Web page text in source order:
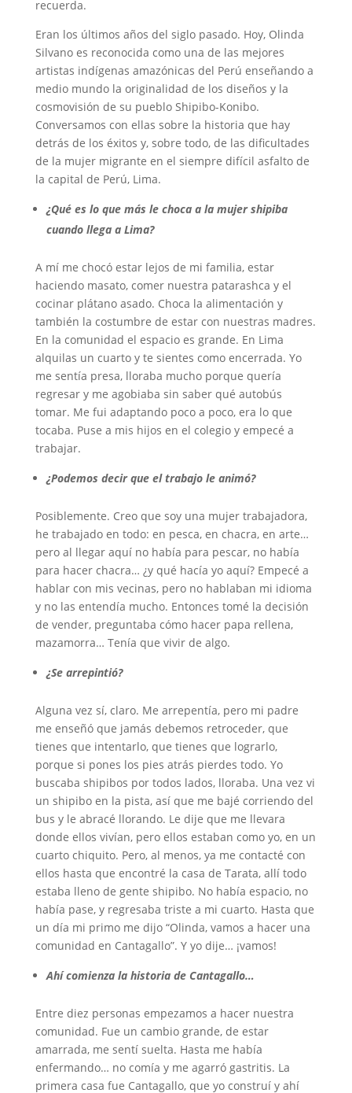
recuerda.
Eran los últimos años del siglo pasado. Hoy, Olinda
Silvano es reconocida como una de las mejores
artistas indígenas amazónicas del Perú enseñando a
medio mundo la originalidad de los diseños y la
cosmovisión de su pueblo Shipibo-Konibo.
Conversamos con ellas sobre la historia que hay
detrás de los éxitos y, sobre todo, de las dificultades
de la mujer migrante en el siempre difícil asfalto de
la capital de Perú, Lima.
¿Qué es lo que más le choca a la mujer shipiba
cuando llega a Lima?
A mí me chocó estar lejos de mi familia, estar
haciendo masato, comer nuestra patarashca y el
cocinar plátano asado. Choca la alimentación y
también la costumbre de estar con nuestras madres.
En la comunidad el espacio es grande. En Lima
alquilas un cuarto y te sientes como encerrada. Yo
me sentía presa, lloraba mucho porque quería
regresar y me agobiaba sin saber qué autobús
tomar. Me fui adaptando poco a poco, era lo que
tocaba. Puse a mis hijos en el colegio y empecé a
trabajar.
¿Podemos decir que el trabajo le animó?
Posiblemente. Creo que soy una mujer trabajadora,
he trabajado en todo: en pesca, en chacra, en arte…
pero al llegar aquí no había para pescar, no había
para hacer chacra… ¿y qué hacía yo aquí? Empecé a
hablar con mis vecinas, pero no hablaban mi idioma
y no las entendía mucho. Entonces tomé la decisión
de vender, preguntaba cómo hacer papa rellena,
mazamorra… Tenía que vivir de algo.
¿Se arrepintió?
Alguna vez sí, claro. Me arrepentía, pero mi padre
me enseñó que jamás debemos retroceder, que
tienes que intentarlo, que tienes que lograrlo,
porque si pones los pies atrás pierdes todo. Yo
buscaba shipibos por todos lados, lloraba. Una vez vi
un shipibo en la pista, así que me bajé corriendo del
bus y le abracé llorando. Le dije que me llevara
donde ellos vivían, pero ellos estaban como yo, en un
cuarto chiquito. Pero, al menos, ya me contacté con
ellos hasta que encontré la casa de Tarata, allí todo
estaba lleno de gente shipibo. No había espacio, no
había pase, y regresaba triste a mi cuarto. Hasta que
un día mi primo me dijo “Olinda, vamos a hacer una
comunidad en Cantagallo”. Y yo dije… ¡vamos!
Ahí comienza la historia de Cantagallo…
Entre diez personas empezamos a hacer nuestra
comunidad. Fue un cambio grande, de estar
amarrada, me sentí suelta. Hasta me había
enfermando… no comía y me agarró gastritis. La
primera casa fue Cantagallo, que yo construí y ahí